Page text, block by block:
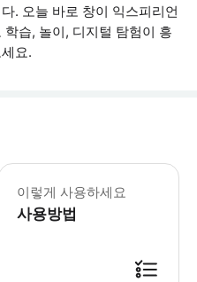
. 오늘 바로 창이 익스피리언
습, 놀이, 디지털 탐험이 흥
요.
켓은 선택한 날짜에만 유효합니다.
이렇게 사용하세요
사용방법